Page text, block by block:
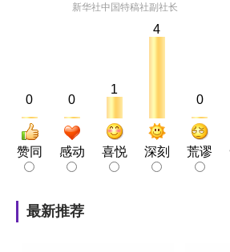
新华社中国特稿社副社长
0
赞同
0
感动
1
喜悦
4
深刻
0
荒谬
最新推荐